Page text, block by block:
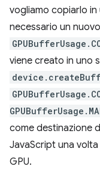
vogliamo copiarlo
necessario un
viene creato in uno
come destinazione
JavaScript una
GPU.